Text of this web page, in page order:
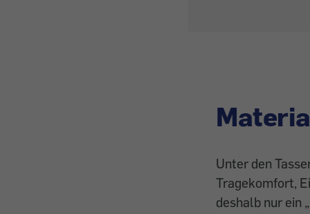
Unter den
Tragekomfort,
deshalb nur ein